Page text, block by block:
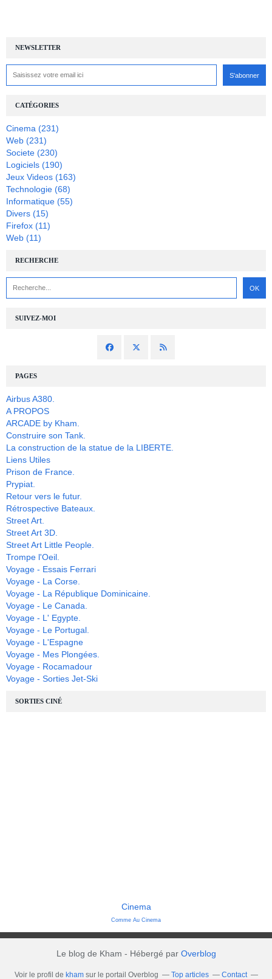
NEWSLETTER
SUIVEZ-MOI
RECHERCHE
PAGES
Airbus A380.
A PROPOS
ARCADE by Kham.
Construire son Tank.
La construction de la statue de la LIBERTE.
Liens Utiles
Prison de France.
Prypiat.
Retour vers le futur.
Rétrospective Bateaux.
Street Art.
Street Art 3D.
Street Art Little People.
Trompe l'Oeil.
Voyage - Essais Ferrari
Voyage - La Corse.
Voyage - La République Dominicaine.
Voyage - Le Canada.
Voyage - L' Egypte.
Voyage - Le Portugal.
Voyage - L'Espagne
Voyage - Mes Plongées.
Voyage - Rocamadour
Voyage - Sorties Jet-Ski
CATÉGORIES
Cinema (231)
Web (231)
Societe (230)
Logiciels (190)
Jeux Videos (163)
Technologie (68)
Informatique (55)
Divers (15)
Firefox (11)
Web (11)
SORTIES CINÉ
Cinema
Comme Au Cinema
Le blog de Kham - Hébergé par Overblog
Voir le profil de khamsur le portail Overblog Top articles Contact